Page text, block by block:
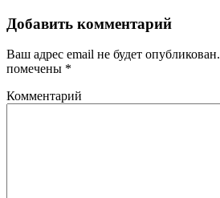
Добавить комментарий
Ваш адрес email не будет опубликован.
помечены *
Комментарий